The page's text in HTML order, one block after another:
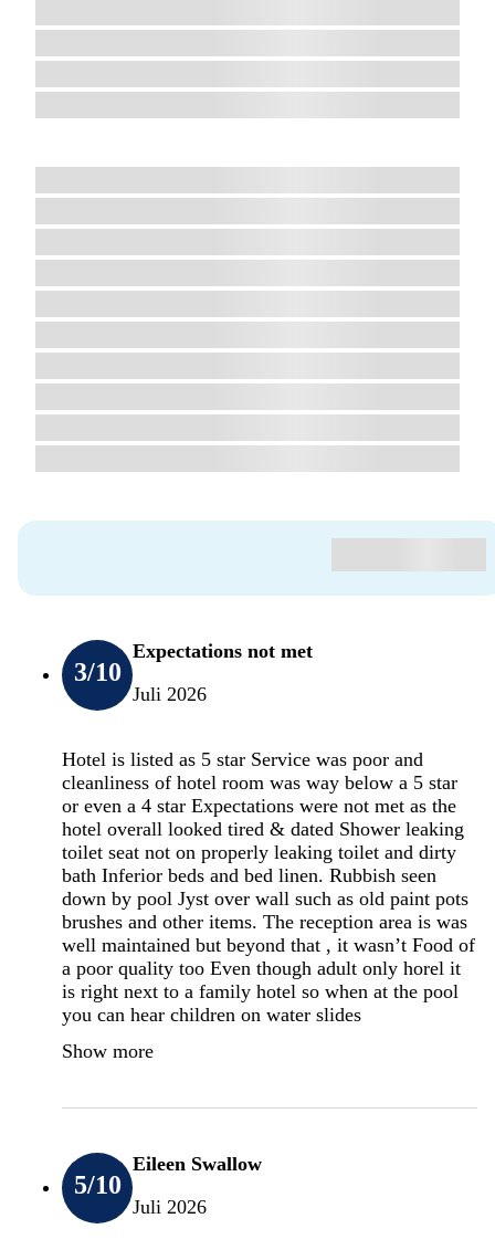
3/10
Expectations not met
Juli 2026
Hotel is listed as 5 star Service was poor and
cleanliness of hotel room was way below a 5 star
or even a 4 star Expectations were not met as the
hotel overall looked tired & dated Shower leaking
toilet seat not on properly leaking toilet and dirty
bath Inferior beds and bed linen. Rubbish seen
down by pool Jyst over wall such as old paint pots
brushes and other items. The reception area is was
well maintained but beyond that , it wasn’t Food of
a poor quality too Even though adult only horel it
is right next to a family hotel so when at the pool
you can hear children on water slides
Show more
5/10
Eileen Swallow
Juli 2026